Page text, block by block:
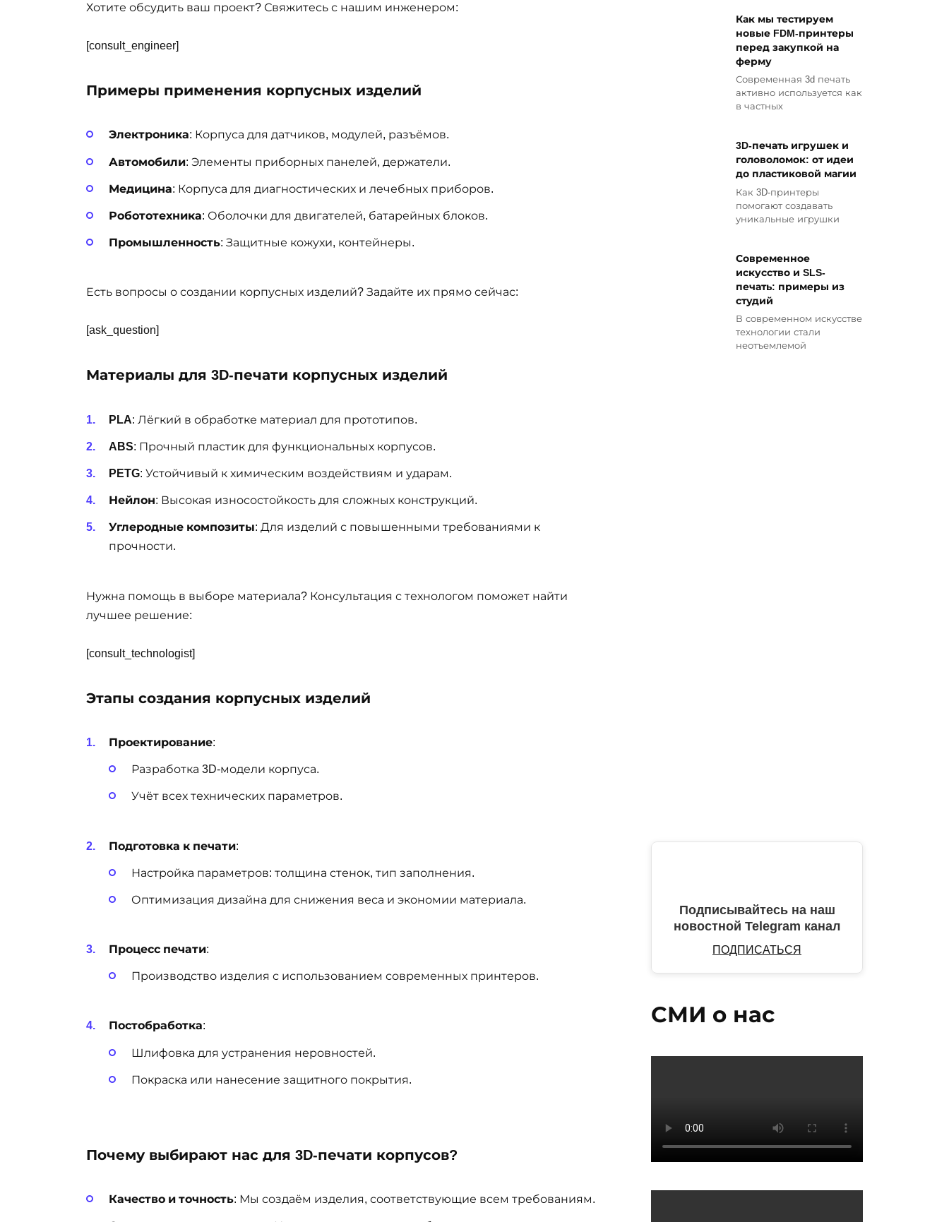
Хотите обсудить ваш проект? Свяжитесь с нашим инженером:
[consult_engineer]
Примеры применения корпусных изделий
Электроника: Корпуса для датчиков, модулей, разъёмов.
Автомобили: Элементы приборных панелей, держатели.
Медицина: Корпуса для диагностических и лечебных приборов.
Робототехника: Оболочки для двигателей, батарейных блоков.
Промышленность: Защитные кожухи, контейнеры.
Есть вопросы о создании корпусных изделий? Задайте их прямо сейчас:
[ask_question]
Материалы для 3D-печати корпусных изделий
PLA: Лёгкий в обработке материал для прототипов.
ABS: Прочный пластик для функциональных корпусов.
PETG: Устойчивый к химическим воздействиям и ударам.
Нейлон: Высокая износостойкость для сложных конструкций.
Углеродные композиты: Для изделий с повышенными требованиями к
прочности.
Нужна помощь в выборе материала? Консультация с технологом поможет найти
лучшее решение:
[consult_technologist]
Этапы создания корпусных изделий
Проектирование:
Разработка 3D-модели корпуса.
Учёт всех технических параметров.
Подготовка к печати:
Настройка параметров: толщина стенок, тип заполнения.
Оптимизация дизайна для снижения веса и экономии материала.
Процесс печати:
Производство изделия с использованием современных принтеров.
Постобработка:
Шлифовка для устранения неровностей.
Покраска или нанесение защитного покрытия.
Почему выбирают нас для 3D-печати корпусов?
Качество и точность: Мы создаём изделия, соответствующие всем требованиям.
Как мы тестируем
новые FDM-принтеры
перед закупкой на
ферму
Современная 3d печать
активно используется как
в частных
3D-печать игрушек и
головоломок: от идеи
до пластиковой магии
Как 3D-принтеры
помогают создавать
уникальные игрушки
Современное
искусство и SLS-
печать: примеры из
студий
В современном искусстве
технологии стали
неотъемлемой
Подписывайтесь на наш
новостной Telegram канал
ПОДПИСАТЬСЯ
СМИ о нас